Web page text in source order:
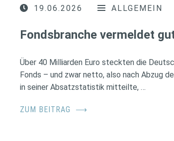
19.06.2026 ALLGEMEIN
Fondsbranche vermeldet
Über 40 Milliarden Euro steckten die
Fonds – und zwar netto, also nach Abzug
in seiner Absatzstatistik mitteilte, …
ZUM BEITRAG ⟶